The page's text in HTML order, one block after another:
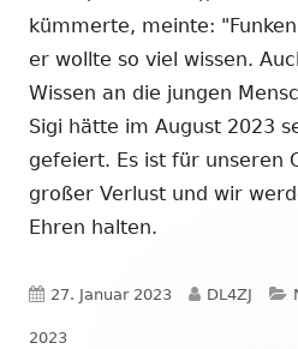
kümmerte, meinte:
er wollte so viel wissen.
Wissen an die jungen
Sigi hätte im August 2023
gefeiert. Es ist für unseren
großer Verlust und wir
Ehren halten.
Veröffentlicht
am
27. Januar 2023 Autor
DL4ZJ
2023